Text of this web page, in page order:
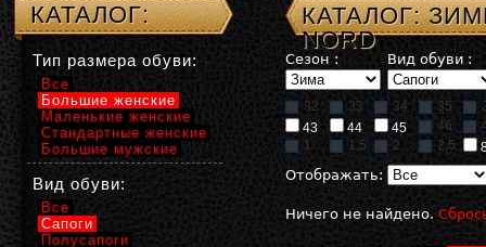
КАТАЛОГ:
NORD
Сезон : Вид обуви :
32 33 34 35
43
44 45 46
1
1,5 2 2,5
Отображать:
Ничего не найдено.
КАТАЛОГ:
Тип размера обуви:
Все
Большие женские
Маленькие женские
Стандартные женские
Большие мужские
Вид обуви:
Все
Сапоги
Полусапоги